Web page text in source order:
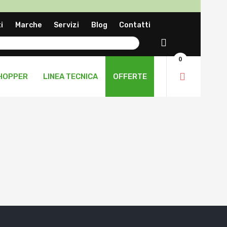
Marche Servizi Blog Contatti
LINEA TECNICA OFFERTE
0